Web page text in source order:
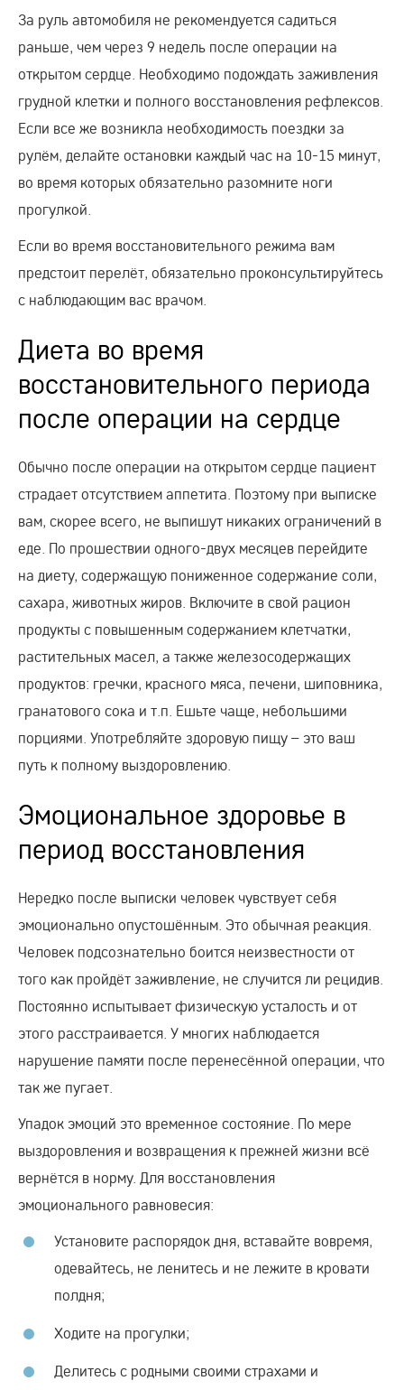
За руль автомобиля не рекомендуется садиться
раньше, чем через 9 недель после операции на
открытом сердце. Необходимо подождать заживления
грудной клетки и полного восстановления рефлексов.
Если все же возникла необходимость поездки за
рулём, делайте остановки каждый час на 10-15 минут,
во время которых обязательно разомните ноги
прогулкой.
Если во время восстановительного режима вам
предстоит перелёт, обязательно проконсультируйтесь
с наблюдающим вас врачом.
Диета во время
восстановительного периода
после операции на сердце
Обычно после операции на открытом сердце пациент
страдает отсутствием аппетита. Поэтому при выписке
вам, скорее всего, не выпишут никаких ограничений в
еде. По прошествии одного-двух месяцев перейдите
на диету, содержащую пониженное содержание соли,
сахара, животных жиров. Включите в свой рацион
продукты с повышенным содержанием клетчатки,
растительных масел, а также железосодержащих
продуктов: гречки, красного мяса, печени, шиповника,
гранатового сока и т.п. Ешьте чаще, небольшими
порциями. Употребляйте здоровую пищу – это ваш
путь к полному выздоровлению.
Эмоциональное здоровье в
период восстановления
Нередко после выписки человек чувствует себя
эмоционально опустошённым. Это обычная реакция.
Человек подсознательно боится неизвестности от
того как пройдёт заживление, не случится ли рецидив.
Постоянно испытывает физическую усталость и от
этого расстраивается. У многих наблюдается
нарушение памяти после перенесённой операции, что
так же пугает.
Упадок эмоций это временное состояние. По мере
выздоровления и возвращения к прежней жизни всё
вернётся в норму. Для восстановления
эмоционального равновесия:
Установите распорядок дня, вставайте вовремя,
одевайтесь, не ленитесь и не лежите в кровати
полдня;
Ходите на прогулки;
Делитесь с родными своими страхами и